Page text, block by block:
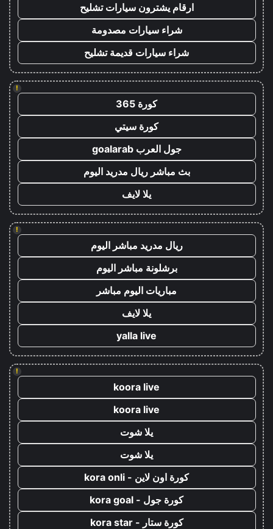
ارقام يشترون سيارات تشليح
شراء سيارات مصدومة
شراء سيارات قديمة تشليح
!
كورة 365
كورة سيتي
جول العرب goalarab
بث مباشر ريال مدريد اليوم
يلا لايف
!
ريال مدريد مباشر اليوم
برشلونة مباشر اليوم
مباريات اليوم مباشر
يلا لايف
yalla live
!
koora live
koora live
يلا شوت
يلا شوت
كورة اون لاين - kora onli
كورة جول - kora goal
كورة ستار - kora star